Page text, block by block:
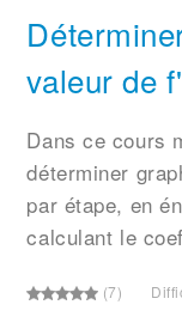
valeur de
Dans ce cours
déterminer
par étape, en
calculant le
(7)